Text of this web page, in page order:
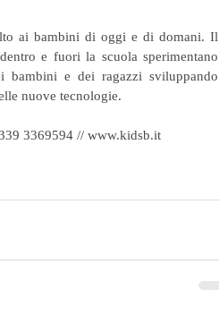
ai bambini di oggi e di domani. Il
e fuori la scuola sperimentano
e dei ragazzi sviluppando
nuove tecnologie.
3369594 // www.kidsb.it